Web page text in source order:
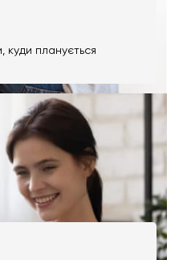
куди планується